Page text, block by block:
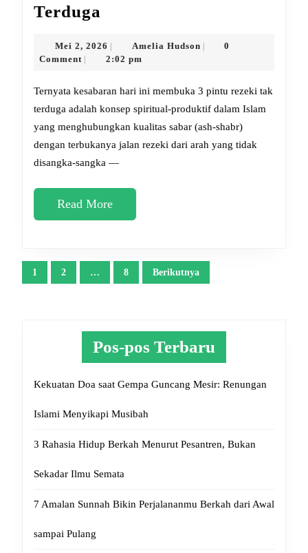
Terduga
Hari
Membuka
3
Pintu
Rezeki
Terduga
Mei 2, 2026 Mei
2,
Amelia HudsonAmelia
0
Comment
2:02 pm
Ternyata kesabaran hari ini membuka 3 pintu rezeki tak
terduga adalah konsep spiritual-produktif dalam Islam
yang menghubungkan kualitas sabar (ash-shabr)
dengan terbukanya jalan rezeki dari arah yang tidak
disangka-sangka —
Read MoreRead
More
Paginasi
pos
1 2 … 8 Berikutnya
Pos-pos Terbaru
Kekuatan Doa saat Gempa Guncang Mesir: Renungan
Islami Menyikapi Musibah
3 Rahasia Hidup Berkah Menurut Pesantren, Bukan
Sekadar Ilmu Semata
7 Amalan Sunnah Bikin Perjalananmu Berkah dari Awal
sampai Pulang